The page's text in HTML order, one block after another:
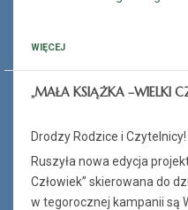
WIĘCEJ
„MAŁA KSIĄŻKA –WIELKI
Drodzy Rodzice i Czytelnicy!
Ruszyła nowa edycja
Człowiek” skierowana do
w tegorocznej kampanii są